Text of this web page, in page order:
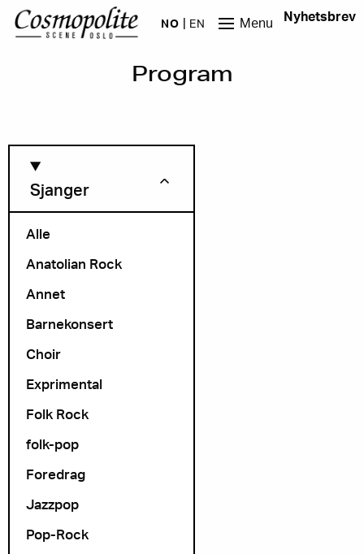
Hopp til hovedinnhold
NO EN Menu Nyhetsbrev
Program
Sjanger
Alle
Anatolian Rock
Annet
Barnekonsert
Choir
Exprimental
Folk Rock
folk-pop
Foredrag
Jazzpop
Pop-Rock
Måned
Arrangør